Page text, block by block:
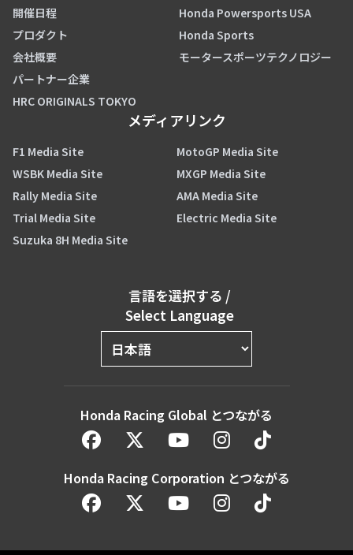
開催日程
プロダクト
会社概要
パートナー企業
HRC ORIGINALS TOKYO
Honda Powersports USA
Honda Sports
モータースポーツテクノロジー
メディアリンク
F1 Media Site
MotoGP Media Site
WSBK Media Site
MXGP Media Site
Rally Media Site
AMA Media Site
Trial Media Site
Electric Media Site
Suzuka 8H Media Site
言語を選択する /
Select Language
Honda Racing Global とつながる
Honda Racing Corporation とつながる